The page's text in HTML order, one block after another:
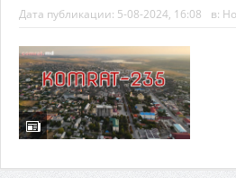
Дата публикации: 5-08-2024, 16:08 в: